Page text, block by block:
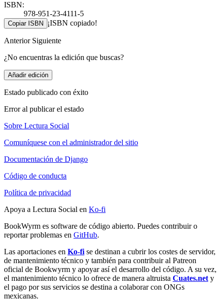
ISBN:
978-951-23-4111-5
Copiar ISBN ¡ISBN copiado!
Anterior Siguiente
¿No encuentras la edición que buscas?
Añadir edición
Estado publicado con éxito
Error al publicar el estado
Sobre Lectura Social
Comuníquese con el administrador del sitio
Documentación de Django
Código de conducta
Política de privacidad
Apoya a Lectura Social en Ko-fi
BookWyrm es software de código abierto. Puedes contribuir o
reportar problemas en GitHub.
Las aportaciones en Ko-fi se destinan a cubrir los costes de servidor,
de mantenimiento técnico y también para contribuir al Patreon
oficial de Bookwyrm y apoyar así el desarrollo del código. A su vez,
el mantenimiento técnico lo ofrece de manera altruista Cuates.net y
el pago por sus servicios se destina a colaborar con ONGs
mexicanas.